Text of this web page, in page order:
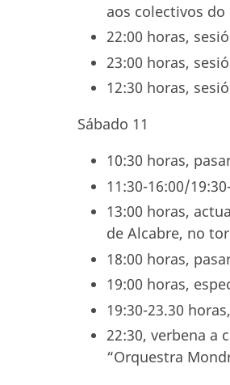
aos colectivos do
22:00 horas,
23:00 horas,
12:30 horas,
Sábado 11
10:30 horas,
11:30-16:00/
13:00 horas,
de Alcabre, no
18:00 horas,
19:00 horas,
19:30-23.30
22:30, verbena a
“Orquestra